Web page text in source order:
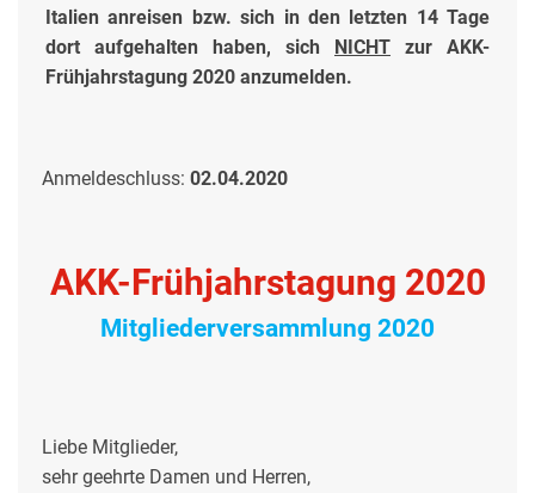
Italien anreisen bzw. sich in den letzten 14 Tage
dort aufgehalten haben, sich NICHT zur AKK-
Frühjahrstagung 2020 anzumelden.
Anmeldeschluss: 02.04.2020
AKK-Frühjahrstagung 2020
Mitgliederversammlung 2020
Liebe Mitglieder,
sehr geehrte Damen und Herren,